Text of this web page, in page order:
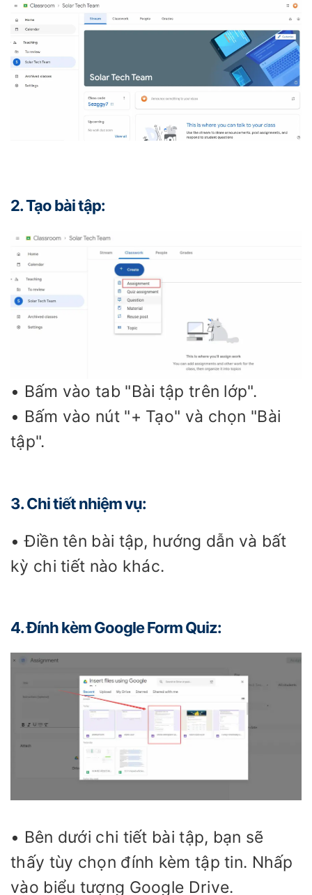
2. Tạo bài tập:
• Bấm vào tab "Bài tập trên lớp".
• Bấm vào nút "+ Tạo" và chọn "Bài
tập".
3. Chi tiết nhiệm vụ:
• Điền tên bài tập, hướng dẫn và bất
kỳ chi tiết nào khác.
4. Đính kèm Google Form Quiz:
• Bên dưới chi tiết bài tập, bạn sẽ
thấy tùy chọn đính kèm tập tin. Nhấp
vào biểu tượng Google Drive.